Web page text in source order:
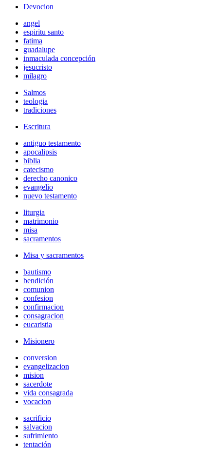
Devocion
angel
espiritu santo
fatima
guadalupe
inmaculada concepción
jesucristo
milagro
Salmos
teologia
tradiciones
Escritura
antiguo testamento
apocalipsis
biblia
catecismo
derecho canonico
evangelio
nuevo testamento
liturgia
matrimonio
misa
sacramentos
Misa y sacramentos
bautismo
bendición
comunion
confesion
confirmacion
consagracion
eucaristia
Misionero
conversion
evangelizacion
mision
sacerdote
vida consagrada
vocacion
sacrificio
salvacion
sufrimiento
tentación